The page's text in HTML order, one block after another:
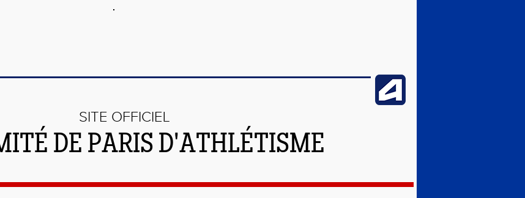
SITE OFFICIEL
DE PARIS D'ATHLÉTISME